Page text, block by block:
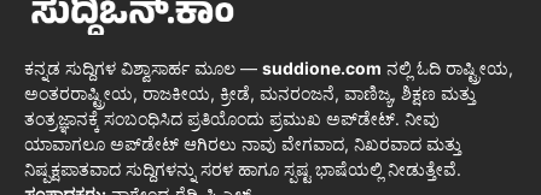
ಕನ್ನಡ ಸುದ್ದಿಗಳ ವಿಶ್ವಾಸಾರ್ಹ ಮೂಲ — suddione.com ನಲ್ಲಿ ಓದಿ ರಾಷ್ಟ್ರೀಯ,
ಅಂತರರಾಷ್ಟ್ರೀಯ, ರಾಜಕೀಯ, ಕ್ರೀಡೆ, ಮನರಂಜನೆ, ವಾಣಿಜ್ಯ, ಶಿಕ್ಷಣ ಮತ್ತು
ತಂತ್ರಜ್ಞಾನಕ್ಕೆ ಸಂಬಂಧಿಸಿದ ಪ್ರತಿಯೊಂದು ಪ್ರಮುಖ ಅಪ್‌ಡೇಟ್. ನೀವು
ಯಾವಾಗಲೂ ಅಪ್‌ಡೇಟ್ ಆಗಿರಲು ನಾವು ವೇಗವಾದ, ನಿಖರವಾದ ಮತ್ತು
ನಿಷ್ಪಕ್ಷಪಾತವಾದ ಸುದ್ದಿಗಳನ್ನು ಸರಳ ಹಾಗೂ ಸ್ಪಷ್ಟ ಭಾಷೆಯಲ್ಲಿ ನೀಡುತ್ತೇವೆ.